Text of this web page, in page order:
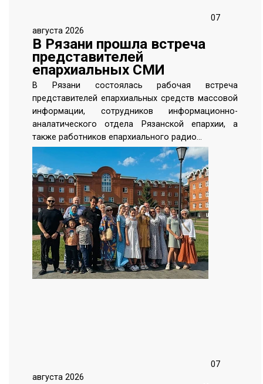
07
августа 2026
В Рязани прошла встреча
представителей
епархиальных СМИ
В Рязани состоялась рабочая встреча
представителей епархиальных средств массовой
информации, сотрудников информационно-
аналатического отдела Рязанской епархии, а
также работников епархиального радио…
07
августа 2026